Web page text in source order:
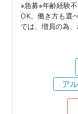
※急募※年齢経験
OK、働き方も選
では、増員の為
ア